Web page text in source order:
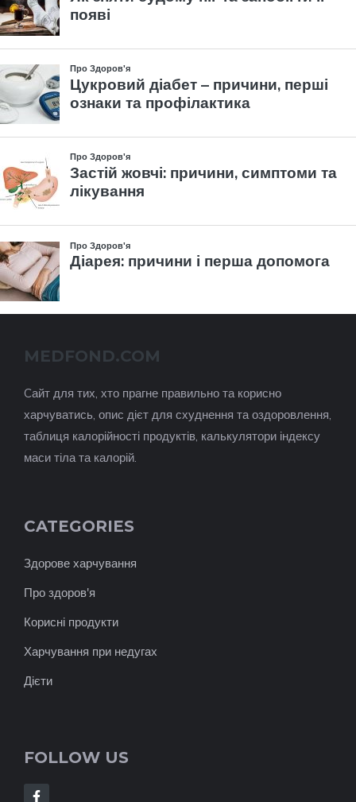
MEDFOND.COM
Cайт для тих, хто прагне правильно та корисно
харчуватись, опис дієт для схуднення та оздоровлення,
таблиця калорійності продуктів, калькулятори індексу
маси тіла та калорій.
CATEGORIES
Здорове харчування
Про здоров'я
Корисні продукти
Харчування при недугах
Дієти
FOLLOW US